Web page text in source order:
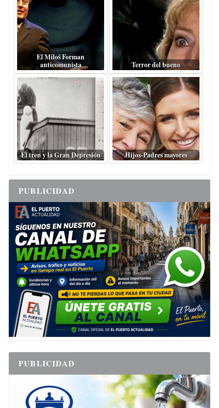
El Miloš Forman
anticomunista
Terror del bueno
El tren y la Gran Depresión Hijos-Padres mayores
PUBLICIDAD
PUBLICIDAD